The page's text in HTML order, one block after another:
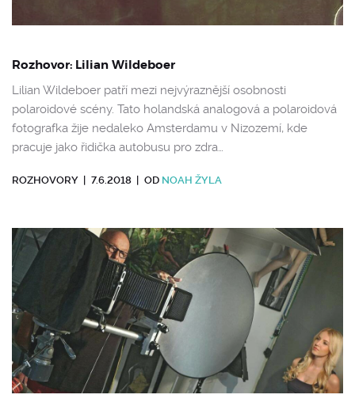
Rozhovor: Lilian Wildeboer
Lilian Wildeboer patří mezi nejvýraznější osobnosti
polaroidové scény. Tato holandská analogová a polaroidová
fotografka žije nedaleko Amsterdamu v Nizozemí, kde
pracuje jako řidička autobusu pro zdra…
ROZHOVORY | 7.6.2018 | OD NOAH ŽYLA